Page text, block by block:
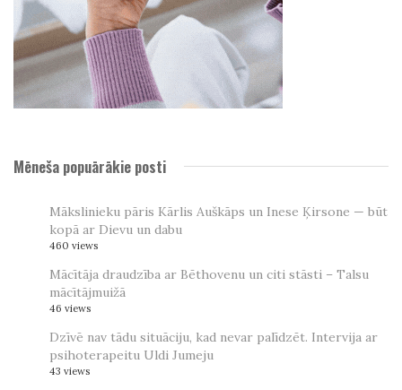
Mēneša popuārākie posti
Mākslinieku pāris Kārlis Auškāps un Inese Ķirsone — būt
kopā ar Dievu un dabu
460 views
Mācītāja draudzība ar Bēthovenu un citi stāsti – Talsu
mācītājmuižā
46 views
Dzīvē nav tādu situāciju, kad nevar palīdzēt. Intervija ar
psihoterapeitu Uldi Jumeju
43 views